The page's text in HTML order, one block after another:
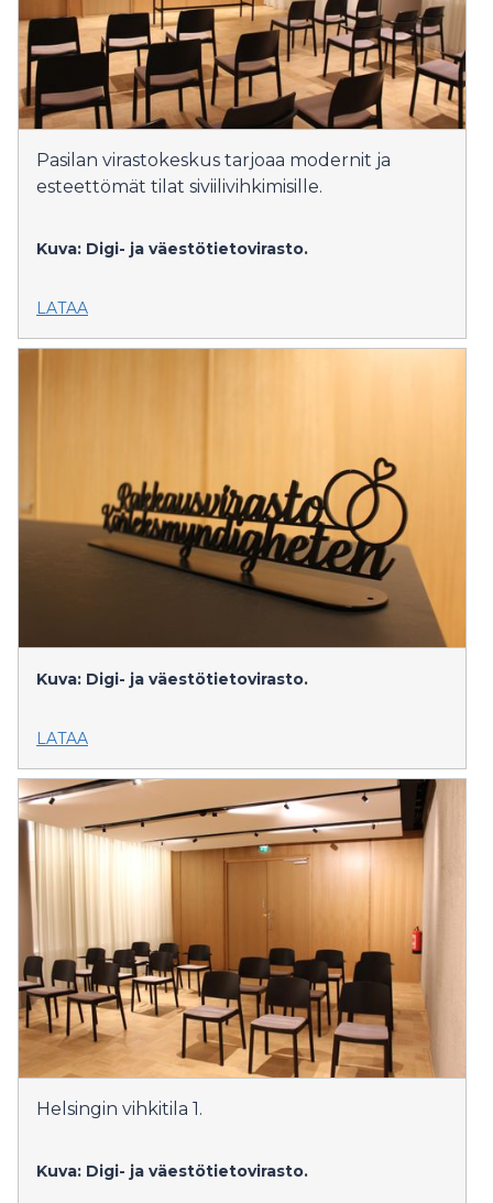
Pasilan virastokeskus tarjoaa modernit ja
esteettömät tilat siviilivihkimisille.
Kuva: Digi- ja väestötietovirasto.
LATAA
Kuva: Digi- ja väestötietovirasto.
LATAA
Helsingin vihkitila 1.
Kuva: Digi- ja väestötietovirasto.